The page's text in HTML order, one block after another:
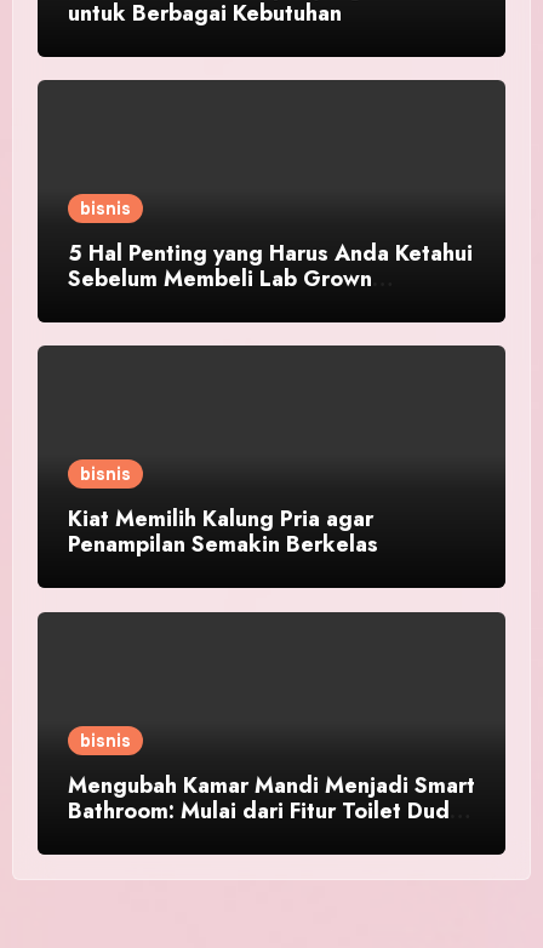
untuk Berbagai Kebutuhan
bisnis
5 Hal Penting yang Harus Anda Ketahui
Sebelum Membeli Lab Grown
bisnis
Kiat Memilih Kalung Pria agar
Penampilan Semakin Berkelas
bisnis
Mengubah Kamar Mandi Menjadi Smart
Bathroom: Mulai dari Fitur Toilet Duduk